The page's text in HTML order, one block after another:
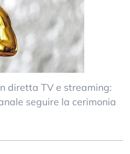
diretta TV e streaming:
seguire la cerimonia